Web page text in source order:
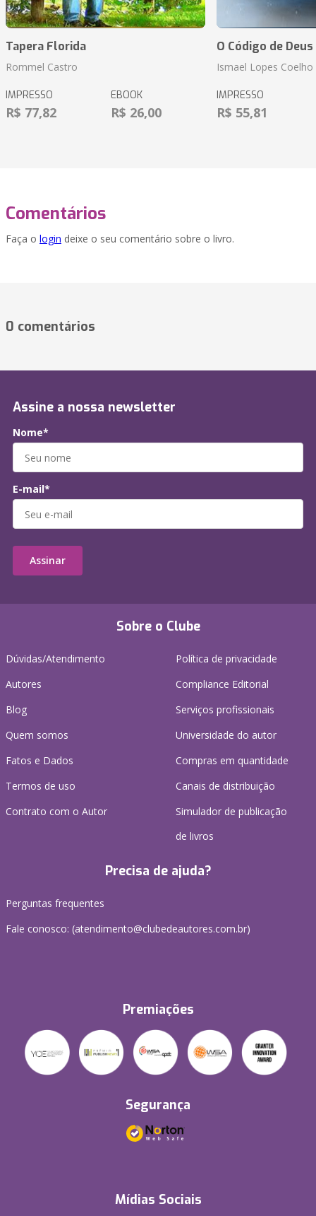
Tapera Florida
Rommel Castro
IMPRESSO
R$ 77,82
EBOOK
R$ 26,00
O Código de Deus
Ismael Lopes Coelho
IMPRESSO
R$ 55,81
Comentários
Faça o login deixe o seu comentário sobre o livro.
0 comentários
Sobre o Clube
Dúvidas/Atendimento
Autores
Blog
Quem somos
Fatos e Dados
Termos de uso
Contrato com o Autor
Política de privacidade
Compliance Editorial
Serviços profissionais
Universidade do autor
Compras em quantidade
Canais de distribuição
Simulador de publicação
de livros
Precisa de ajuda?
Perguntas frequentes
Fale conosco: (atendimento@clubedeautores.com.br)
Premiações
Segurança
Mídias Sociais
Assine a nossa newsletter
Nome*
E-mail*
Assinar